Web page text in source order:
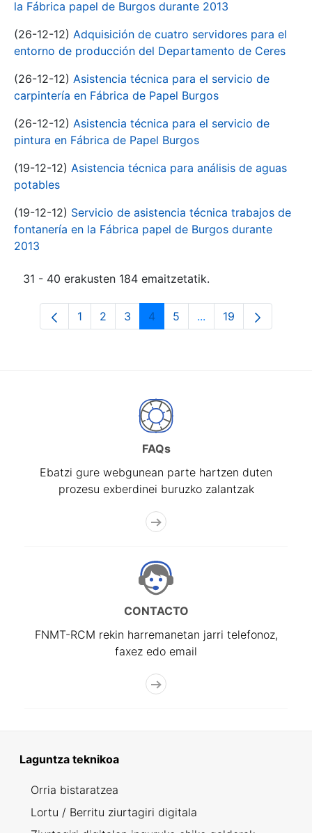
la Fábrica papel de Burgos durante 2013
(26-12-12) Adquisición de cuatro servidores para el
entorno de producción del Departamento de Ceres
(26-12-12) Asistencia técnica para el servicio de
carpintería en Fábrica de Papel Burgos
(26-12-12) Asistencia técnica para el servicio de
pintura en Fábrica de Papel Burgos
(19-12-12) Asistencia técnica para análisis de aguas
potables
(19-12-12) Servicio de asistencia técnica trabajos de
fontanería en la Fábrica papel de Burgos durante
2013
31 - 40 erakusten 184 emaitzetatik.
Orrialdea
1 Orrialdea
2 Orrialdea
3 Orrialdea
4 Orrialdea
5 ...Intermediate Pages
Orrialdea
19
FAQs
Ebatzi gure webgunean parte hartzen duten
prozesu exberdinei buruzko zalantzak
CONTACTO
FNMT-RCM rekin harremanetan jarri telefonoz,
faxez edo email
Laguntza teknikoa
Orria bistaratzea
Lortu / Berritu ziurtagiri digitala